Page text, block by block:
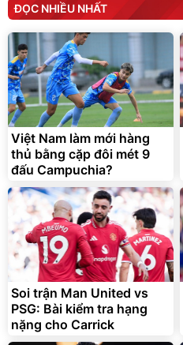
ĐỌC NHIỀU NHẤT
Việt Nam làm mới hàng
thủ bằng cặp đôi mét 9
đấu Campuchia?
Soi trận Man United vs
PSG: Bài kiểm tra hạng
nặng cho Carrick